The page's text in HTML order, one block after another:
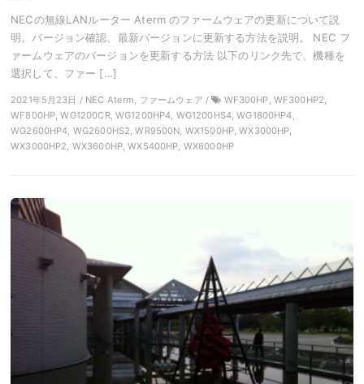
NECの無線LANルーター Aterm のファームウェアの更新について説
明。バージョン確認、最新バージョンに更新する方法を説明。 NEC フ
ァームウェアのバージョンを更新する方法 以下のリンク先で、機種を
選択して、ファー […]
2021年5月23日 / NEC Aterm, ファームウェア /
WF300HP, WF300HP2,
WF800HP, WG1200CR, WG1200HP4, WG1200HS4, WG1800HP4,
WG2600HP4, WG2600HS2, WR9500N, WX1500HP, WX3000HP,
WX3000HP2, WX3600HP, WX5400HP, WX6000HP